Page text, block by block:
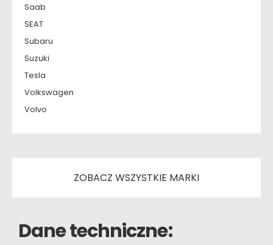
Saab
SEAT
Subaru
Suzuki
Tesla
Volkswagen
Volvo
ZOBACZ WSZYSTKIE MARKI
Dane techniczne: